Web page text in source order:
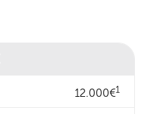
12.000€1